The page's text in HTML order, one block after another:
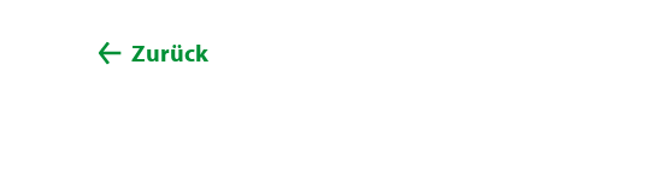
Zurück